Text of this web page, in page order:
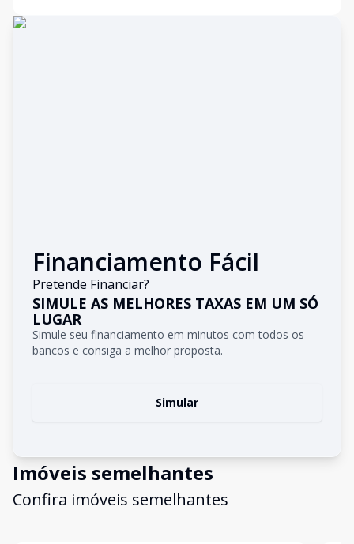
Financiamento Fácil
Pretende Financiar?
SIMULE AS MELHORES TAXAS EM UM SÓ
LUGAR
Simule seu financiamento em minutos com todos os
bancos e consiga a melhor proposta.
Simular
Imóveis semelhantes
Confira imóveis semelhantes